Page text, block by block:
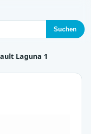
Suchen
Laguna 1